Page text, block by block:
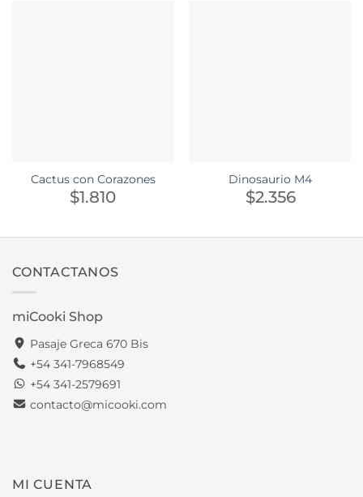
Cactus con Corazones
$1.810
Dinosaurio M4
$2.356
CONTACTANOS
miCooki Shop
Pasaje Greca 670 Bis
+54 341-7968549
+54 341-2579691
contacto@micooki.com
MI CUENTA